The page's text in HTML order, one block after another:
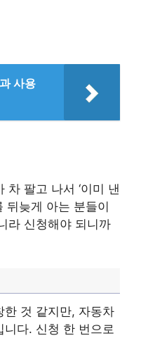
사용
차 팔고 나서 ‘이미 낸
뒤늦게 아는 분들이
라 신청해야 되니까
한 것 같지만, 자동차
다. 신청 한 번으로